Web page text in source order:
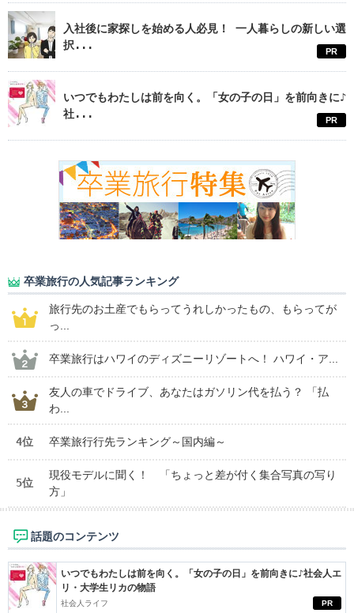
入社後に家探しを始める人必見！ 一人暮らしの新しい選
択...
PR
いつでもわたしは前を向く。「女の子の日」を前向きに♪
社...
PR
卒業旅行の人気記事ランキング
旅行先のお土産でもらってうれしかったもの、もらってが
っ...
卒業旅行はハワイのディズニーリゾートへ！ ハワイ・ア...
友人の車でドライブ、あなたはガソリン代を払う？ 「払
わ...
4位 卒業旅行行先ランキング～国内編～
5位
現役モデルに聞く！ 「ちょっと差が付く集合写真の写り
方」
話題のコンテンツ
PR
いつでもわたしは前を向く。「女の子の日」を前向きに♪社会人エ
リ・大学生リカの物語
社会人ライフ